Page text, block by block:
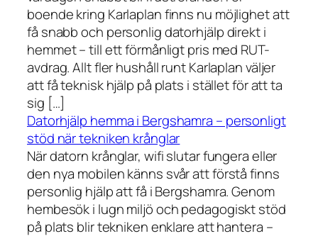
boende kring Karlaplan finns nu möjlighet att
få snabb och personlig datorhjälp direkt i
hemmet – till ett förmånligt pris med RUT-
avdrag. Allt fler hushåll runt Karlaplan väljer
att få teknisk hjälp på plats i stället för att ta
sig […]
Datorhjälp hemma i Bergshamra – personligt
stöd när tekniken krånglar
När datorn krånglar, wifi slutar fungera eller
den nya mobilen känns svår att förstå finns
personlig hjälp att få i Bergshamra. Genom
hembesök i lugn miljö och pedagogiskt stöd
på plats blir tekniken enklare att hantera –